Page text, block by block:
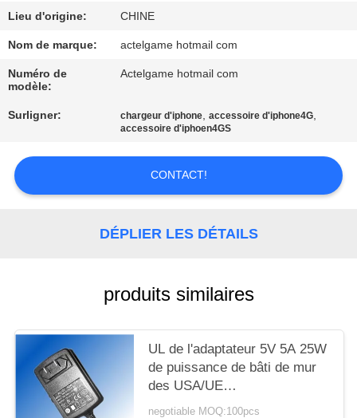
DEMANDEZ
UNE
CITATION
PLAN
SITE
Lieu d'origine: CHINE
Nom de marque: actelgame hotmail com
Numéro de
modèle:
Actelgame hotmail com
Surligner: chargeur d'iphone,accessoire d'iphone4G,
accessoire d'iphoen4GS
CONTACT!
DÉPLIER LES DÉTAILS
produits similaires
UL de l'adaptateur 5V 5A 25W
de puissance de bâti de mur
des USA/UE
EMC/CE/GS/FCC
negotiable MOQ:100pcs